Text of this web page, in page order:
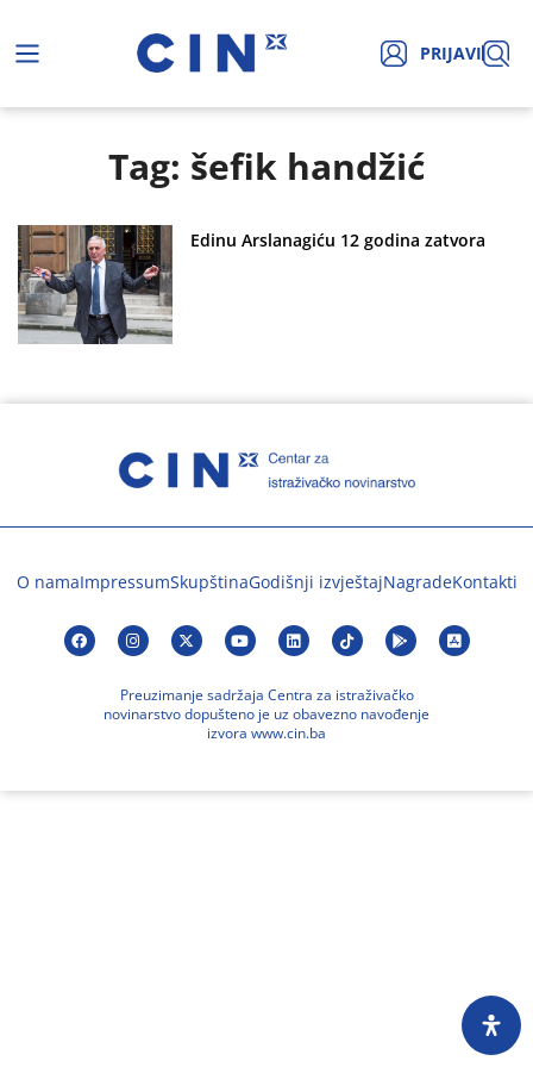
PRIJAVI
Tag: šefik handžić
Edinu Arslanagiću 12 godina zatvora
O namaImpressumSkupštinaGodišnji izvještajNagradeKontakti
Preuzimanje sadržaja Centra za istraživačko
novinarstvo dopušteno je uz obavezno navođenje
izvora www.cin.ba